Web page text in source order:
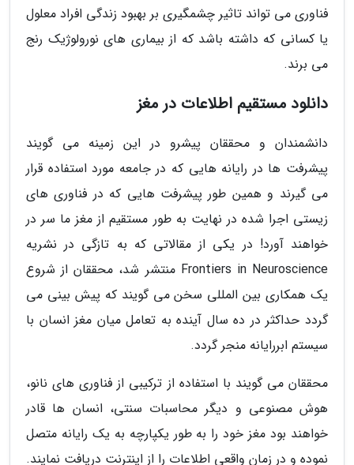
فناوری می تواند تاثیر چشمگیری بر بهبود زندگی افراد معلول
یا کسانی که داشته باشد که از بیماری های نورولوژیک رنج
می برند.
دانلود مستقیم اطلاعات در مغز
دانشمندان و محققان پیشرو در این زمینه می گویند
پیشرفت ها در رایانه هایی که در جامعه مورد استفاده قرار
می گیرند و همین طور پیشرفت هایی که در فناوری های
زیستی اجرا شده در نهایت به طور مستقیم از مغز ما سر در
خواهند آورد! در یکی از مقالاتی که به تازگی در نشریه
Frontiers in Neuroscience منتشر شد، محققان از شروع
یک همکاری بین المللی سخن می گویند که پیش بینی می
گردد حداکثر در ده سال آینده به تعامل میان مغز انسان با
سیستم ابررایانه منجر گردد.
محققان می گویند با استفاده از ترکیبی از فناوری های نانو،
هوش مصنوعی و دیگر محاسبات سنتی، انسان ها قادر
خواهند بود مغز خود را به طور یکپارچه به یک رایانه متصل
نموده و در زمان واقعی اطلاعات را از اینترنت دریافت نمایند.